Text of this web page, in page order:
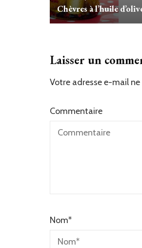
Chèvres à l’huile
Laisser un
Votre adresse e-mail ne
Commentaire
Nom*